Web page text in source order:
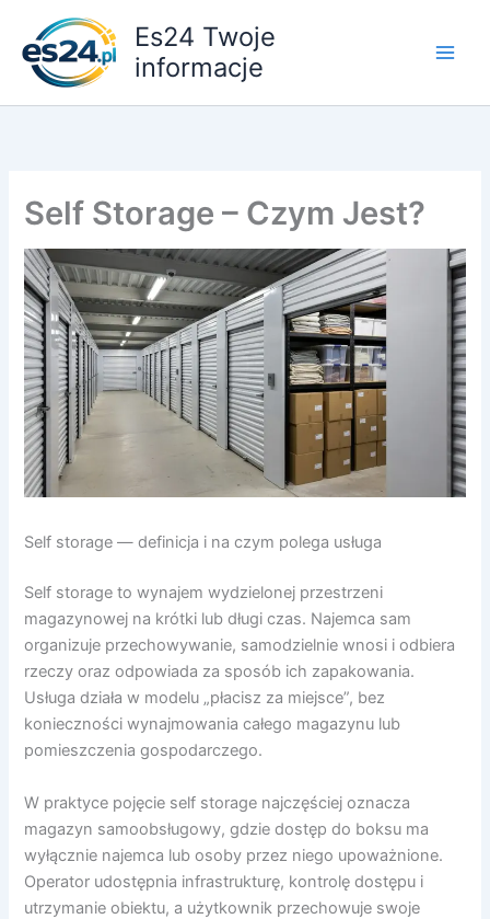
treści
Es24 Twoje
informacje
Self Storage – Czym Jest?
Self storage — definicja i na czym polega usługa
Self storage to wynajem wydzielonej przestrzeni
magazynowej na krótki lub długi czas. Najemca sam
organizuje przechowywanie, samodzielnie wnosi i odbiera
rzeczy oraz odpowiada za sposób ich zapakowania.
Usługa działa w modelu „płacisz za miejsce”, bez
konieczności wynajmowania całego magazynu lub
pomieszczenia gospodarczego.
W praktyce pojęcie self storage najczęściej oznacza
magazyn samoobsługowy, gdzie dostęp do boksu ma
wyłącznie najemca lub osoby przez niego upoważnione.
Operator udostępnia infrastrukturę, kontrolę dostępu i
utrzymanie obiektu, a użytkownik przechowuje swoje